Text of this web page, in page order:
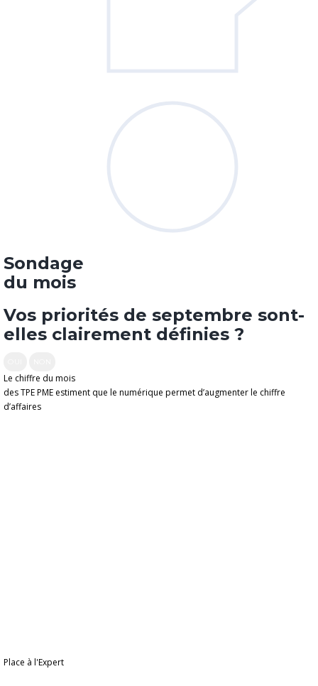
Sondage
du mois
Vos priorités de septembre sont-
elles clairement définies ?
Le chiffre du mois
des TPE PME estiment que le numérique permet d’augmenter le chiffre
d’affaires
Place à l'Expert